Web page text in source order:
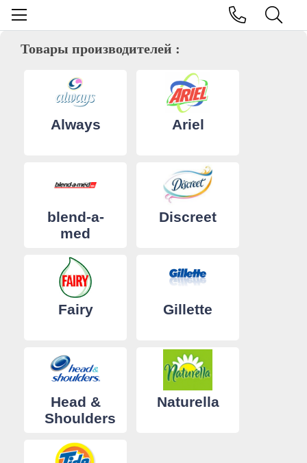
Товары производителей :
Always Ariel
blend-a-
med
Discreet
Fairy Gillette
Head &
Shoulders
Naturella